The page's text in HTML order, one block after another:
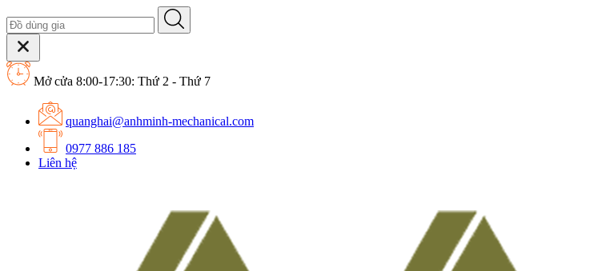
Mở cửa 8:00-17:30: Thứ 2 - Thứ 7
quanghai@anhminh-mechanical.com
0977 886 185
Liên hệ